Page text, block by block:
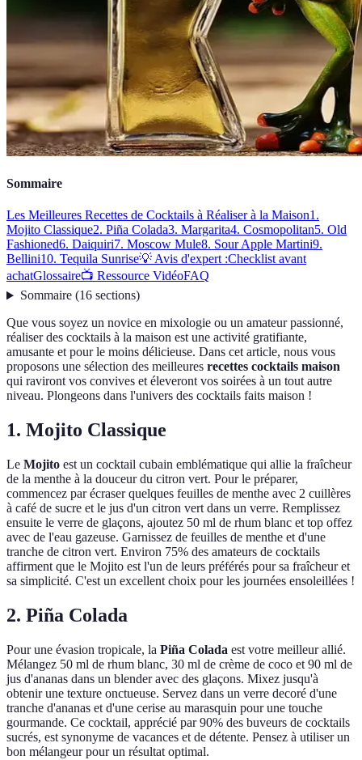
Sommaire
Les Meilleures Recettes de Cocktails à Réaliser à la Maison1.
Mojito Classique2. Piña Colada3. Margarita4. Cosmopolitan5. Old
Fashioned6. Daiquiri7. Moscow Mule8. Sour Apple Martini9.
Bellini10. Tequila Sunrise💡 Avis d'expert :Checklist avant
achatGlossaire📺 Ressource VidéoFAQ
Sommaire(16 sections)
Que vous soyez un novice en mixologie ou un amateur passionné,
réaliser des cocktails à la maison est une activité gratifiante,
amusante et pour le moins délicieuse. Dans cet article, nous vous
proposons une sélection des meilleures recettes cocktails maison
qui raviront vos convives et éleveront vos soirées à un tout autre
niveau. Plongeons dans l'univers des cocktails faits maison !
1. Mojito Classique
Le Mojito est un cocktail cubain emblématique qui allie la fraîcheur
de la menthe à la douceur du citron vert. Pour le préparer,
commencez par écraser quelques feuilles de menthe avec 2 cuillères
à café de sucre et le jus d'un citron vert dans un verre. Remplissez
ensuite le verre de glaçons, ajoutez 50 ml de rhum blanc et top offez
avec de l'eau gazeuse. Garnissez de feuilles de menthe et d'une
tranche de citron vert. Environ 75% des amateurs de cocktails
affirment que le Mojito est l'un de leurs préférés pour sa fraîcheur et
sa simplicité. C'est un excellent choix pour les journées ensoleillées !
2. Piña Colada
Pour une évasion tropicale, la Piña Colada est votre meilleur allié.
Mélangez 50 ml de rhum blanc, 30 ml de crème de coco et 90 ml de
jus d'ananas dans un blender avec des glaçons. Mixez jusqu'à
obtenir une texture onctueuse. Servez dans un verre decoré d'une
tranche d'ananas et d'une cerise au marasquin pour une touche
gourmande. Ce cocktail, apprécié par 90% des buveurs de cocktails
sucrés, est synonyme de vacances et de détente. Pensez à utiliser un
bon mélangeur pour un résultat optimal.